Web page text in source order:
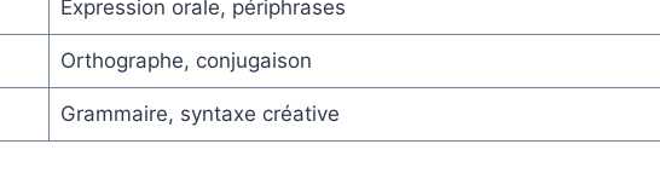
Expression orale, périphrases
Orthographe, conjugaison
Grammaire, syntaxe créative